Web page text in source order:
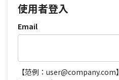
使用者登入
Email
【范例：user@company.com】